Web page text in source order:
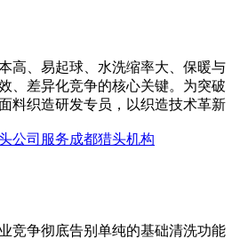
高、易起球、水洗缩率大、保暖与
、差异化竞争的核心关键。为突破
料织造研发专员，以织造技术革新
公司服务成都猎头机构
竞争彻底告别单纯的基础清洗功能